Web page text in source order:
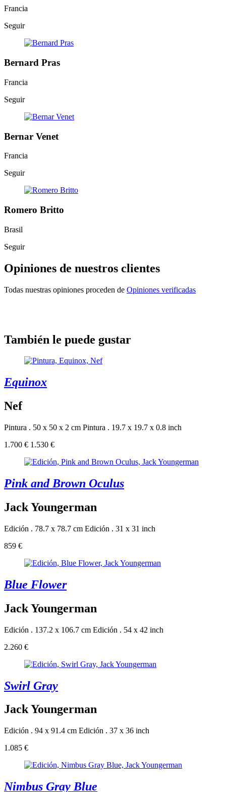
Francia
Seguir
Bernard Pras
Francia
Seguir
Bernar Venet
Francia
Seguir
Romero Britto
Brasil
Seguir
Opiniones de nuestros clientes
Todas nuestras opiniones proceden de Opiniones verificadas
También le puede gustar
Equinox
Nef
Pintura . 50 x 50 x 2 cm Pintura . 19.7 x 19.7 x 0.8 inch
1.700 € 1.530 €
Pink and Brown Oculus
Jack Youngerman
Edición . 78.7 x 78.7 cm Edición . 31 x 31 inch
859 €
Blue Flower
Jack Youngerman
Edición . 137.2 x 106.7 cm Edición . 54 x 42 inch
2.260 €
Swirl Gray
Jack Youngerman
Edición . 94 x 91.4 cm Edición . 37 x 36 inch
1.085 €
Nimbus Gray Blue